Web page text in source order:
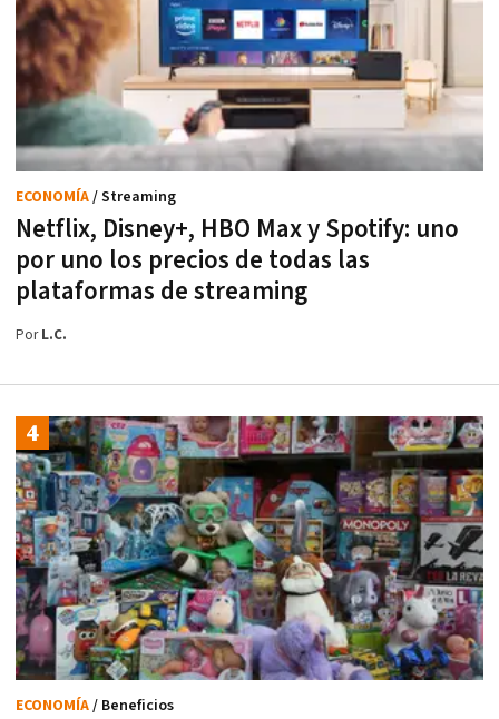
Netflix, Disney+, HBO Max y Spotify: uno
por uno los precios de todas las
plataformas de streaming
ECONOMÍA/ Streaming
PorL.C.
ECONOMÍA/ Beneficios